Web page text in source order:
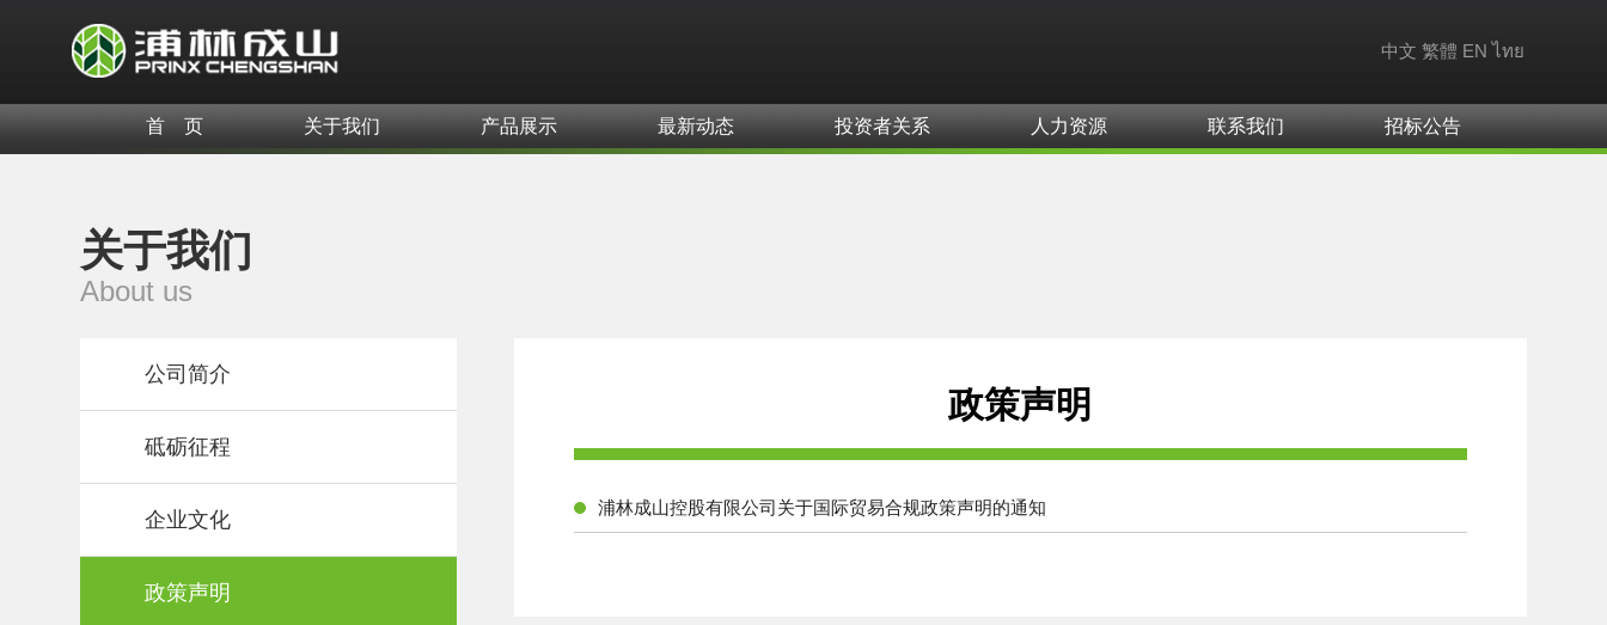
中文 繁體 EN ไทย
首 页 关于我们 产品展示 最新动态 投资者关系 人力资源 联系我们 招标公告
关于我们
About us
公司简介
砥砺征程
企业文化
政策声明
政策声明
浦林成山控股有限公司关于国际贸易合规政策声明的通知